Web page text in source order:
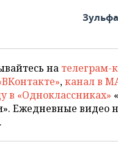
на телеграм-
,канал в
в «Одноклассниках»
Ежедневные видео
.